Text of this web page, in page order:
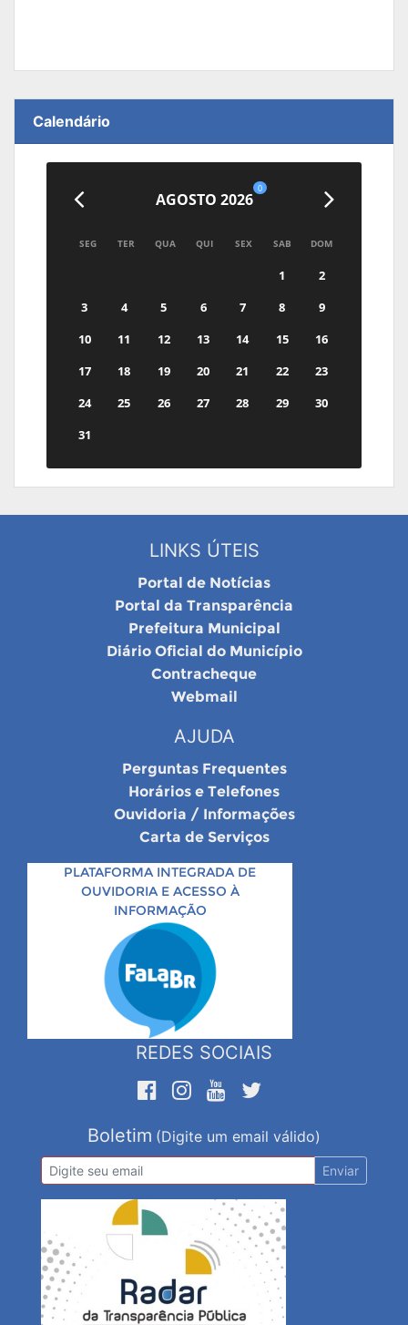
Calendário
AGOSTO 2026
0
SEG TER QUA QUI SEX SAB DOM
1
2
3
4 5 6 7 8
9
10
11 12 13 14 15
16
17
18 19 20 21 22
23
24
25 26 27 28 29
30
31
LINKS ÚTEIS
Portal de Notícias
Portal da Transparência
Prefeitura Municipal
Diário Oficial do Município
Contracheque
Webmail
AJUDA
Perguntas Frequentes
Horários e Telefones
Ouvidoria / Informações
Carta de Serviços
PLATAFORMA INTEGRADA DE
OUVIDORIA E ACESSO À
INFORMAÇÃO
REDES SOCIAIS
Boletim (Digite um email válido)
Enviar